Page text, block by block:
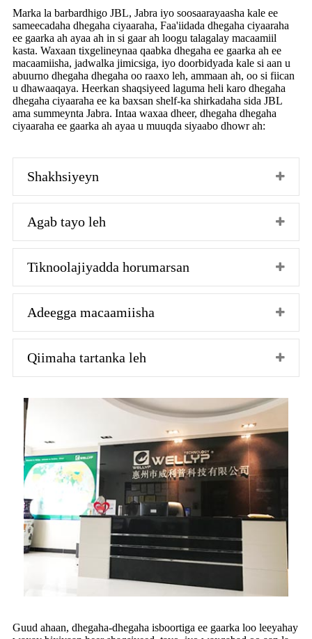
Marka la barbardhigo JBL, Jabra iyo soosaarayaasha kale ee
sameecadaha dhegaha ciyaaraha, Faa'iidada dhegaha ciyaaraha
ee gaarka ah ayaa ah in si gaar ah loogu talagalay macaamiil
kasta. Waxaan tixgelineynaa qaabka dhegaha ee gaarka ah ee
macaamiisha, jadwalka jimicsiga, iyo doorbidyada kale si aan u
abuurno dhegaha dhegaha oo raaxo leh, ammaan ah, oo si fiican
u dhawaaqaya. Heerkan shaqsiyeed laguma heli karo dhegaha
dhegaha ciyaaraha ee ka baxsan shelf-ka shirkadaha sida JBL
ama summeynta Jabra. Intaa waxaa dheer, dhegaha dhegaha
ciyaaraha ee gaarka ah ayaa u muuqda siyaabo dhowr ah:
Shakhsiyeyn
Agab tayo leh
Tiknoolajiyadda horumarsan
Adeegga macaamiisha
Qiimaha tartanka leh
Guud ahaan, dhegaha-dhegaha isboortiga ee gaarka loo leeyahay